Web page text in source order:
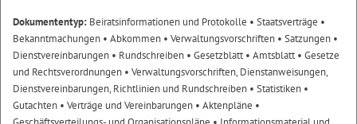
Dokumententyp: Beiratsinformationen und Protokolle • Staatsverträge •
Bekanntmachungen • Abkommen • Verwaltungsvorschriften • Satzungen •
Dienstvereinbarungen • Rundschreiben • Gesetzblatt• Amtsblatt• Gesetze
und Rechtsverordnungen • Verwaltungsvorschriften, Dienstanweisungen,
Dienstvereinbarungen, Richtlinien und Rundschreiben • Statistiken •
Gutachten • Verträge und Vereinbarungen • Aktenpläne •